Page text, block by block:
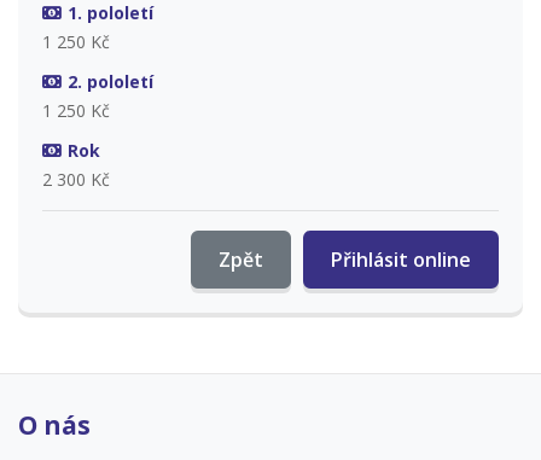
1. pololetí
1 250 Kč
2. pololetí
1 250 Kč
Rok
2 300 Kč
Přihlásit online
Zpět
O nás